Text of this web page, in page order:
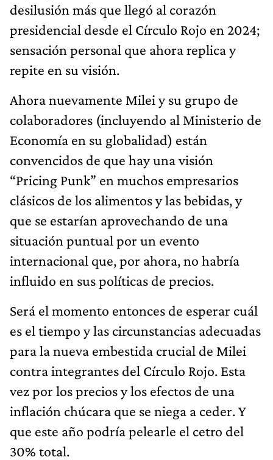
desilusión más que llegó al corazón
presidencial desde el Círculo Rojo en 2024;
sensación personal que ahora replica y
repite en su visión.
Ahora nuevamente Milei y su grupo de
colaboradores (incluyendo al Ministerio de
Economía en su globalidad) están
convencidos de que hay una visión
“Pricing Punk” en muchos empresarios
clásicos de los alimentos y las bebidas, y
que se estarían aprovechando de una
situación puntual por un evento
internacional que, por ahora, no habría
influido en sus políticas de precios.
Será el momento entonces de esperar cuál
es el tiempo y las circunstancias adecuadas
para la nueva embestida crucial de Milei
contra integrantes del Círculo Rojo. Esta
vez por los precios y los efectos de una
inflación chúcara que se niega a ceder. Y
que este año podría pelearle el cetro del
30% total.